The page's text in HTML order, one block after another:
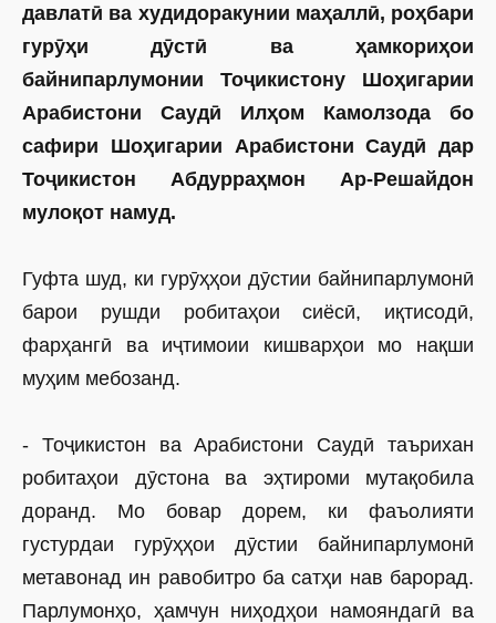
давлатӣ ва худидоракунии маҳаллӣ, роҳбари
гурӯҳи дӯстӣ ва ҳамкориҳои
байнипарлумонии Тоҷикистону Шоҳигарии
Арабистони Саудӣ Илҳом Камолзода бо
сафири Шоҳигарии Арабистони Саудӣ дар
Тоҷикистон Абдурраҳмон Ар-Решайдон
мулоқот намуд.
Гуфта шуд, ки гурӯҳҳои дӯстии байнипарлумонӣ
барои рушди робитаҳои сиёсӣ, иқтисодӣ,
фарҳангӣ ва иҷтимоии кишварҳои мо нақши
муҳим мебозанд.
- Тоҷикистон ва Арабистони Саудӣ таърихан
робитаҳои дӯстона ва эҳтироми мутақобила
доранд. Мо бовар дорем, ки фаъолияти
густурдаи гурӯҳҳои дӯстии байнипарлумонӣ
метавонад ин равобитро ба сатҳи нав барорад.
Парлумонҳо, ҳамчун ниҳодҳои намояндагӣ ва